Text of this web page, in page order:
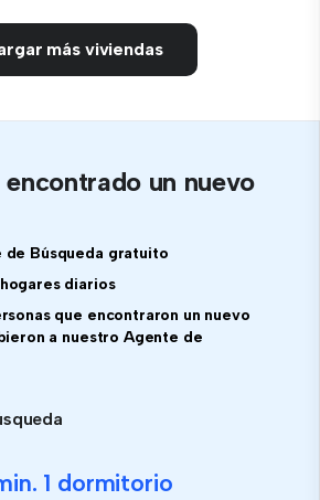
más viviendas
un nuevo
de Búsqueda gratuito
diarios
que encontraron un nuevo
a nuestro Agente de
1 dormitorio